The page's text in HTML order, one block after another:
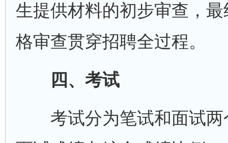
生提供材料的初步审查，
格审查贯穿招聘全过程。
四、考试
考试分为笔试和面试两